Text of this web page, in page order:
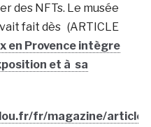
des NFTs. Le musée
fait dès (ARTICLE
en Provence intègre
et à sa
fr/magazine/article/